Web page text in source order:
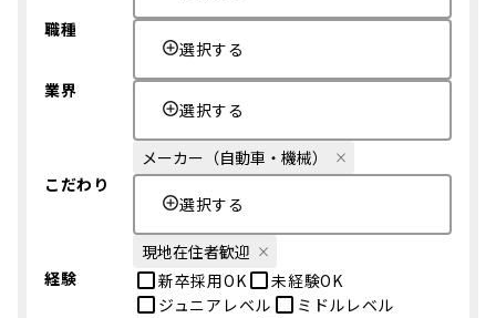
職種
選択する
業界
選択する
メーカー（自動車・機械）
こだわり
選択する
現地在住者歓迎
経験
新卒採用OK
未経験OK
ジュニアレベル
ミドルレベル